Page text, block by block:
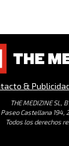
&
THE MEDIZINE SL,
Paseo Castellana 194,
Todos los derechos